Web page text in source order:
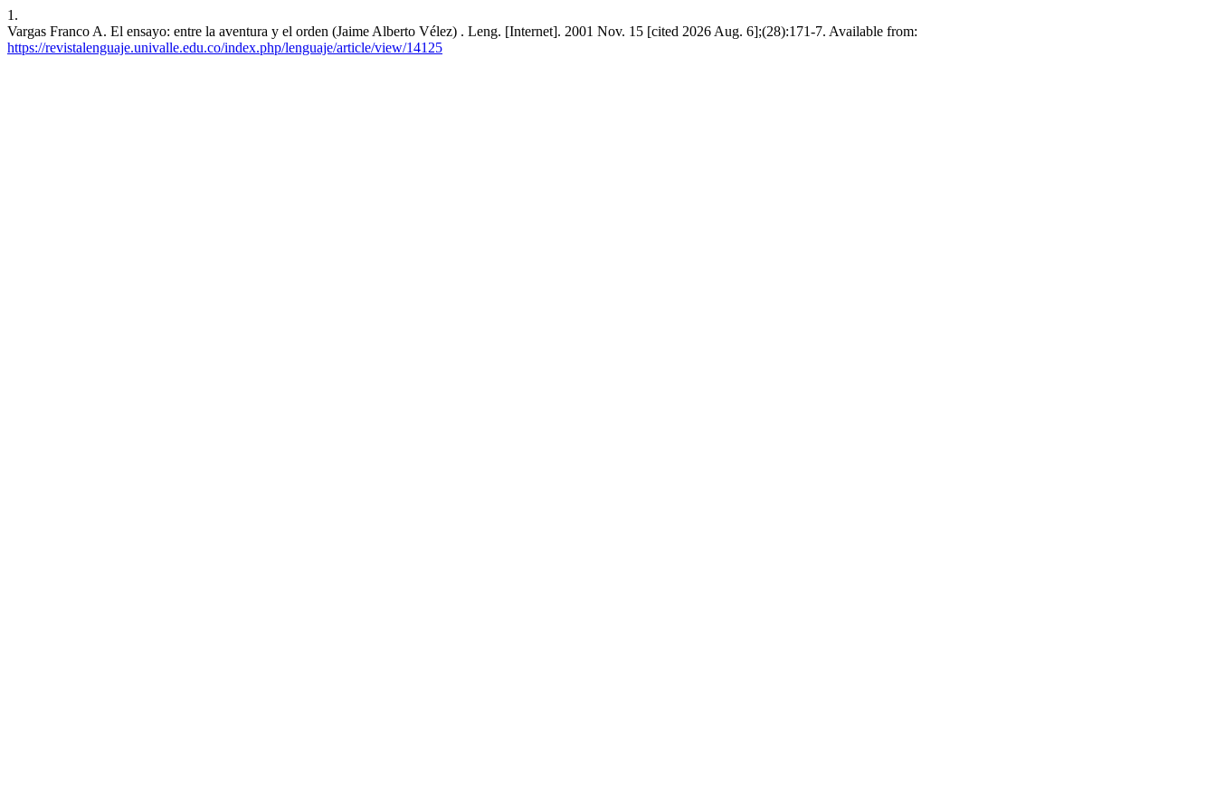
1.
Vargas Franco A. El ensayo: entre la aventura y el orden (Jaime Alberto Vélez) . Leng. [Internet]. 2001 Nov. 15 [cited 2026 Aug. 6];(28):171-7. Available from:
https://revistalenguaje.univalle.edu.co/index.php/lenguaje/article/view/14125